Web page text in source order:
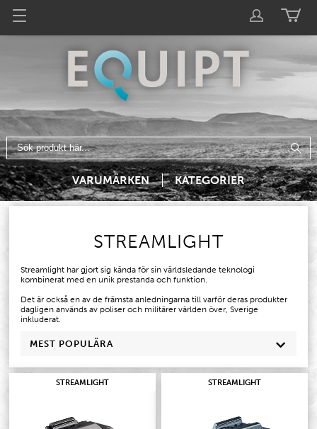
VARUMÄRKEN KATEGORIER
STREAMLIGHT
Streamlight har gjort sig kända för sin världsledande teknologi
kombinerat med en unik prestanda och funktion.
Det är också en av de främsta anledningarna till varför deras produkter
dagligen används av poliser och militärer världen över, Sverige
inkluderat.
MEST POPULÄRA
STREAMLIGHT STREAMLIGHT